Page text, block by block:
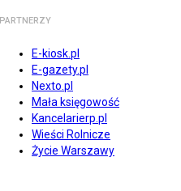
PARTNERZY
E-kiosk.pl
E-gazety.pl
Nexto.pl
Mała księgowość
Kancelarierp.pl
Wieści Rolnicze
Życie Warszawy